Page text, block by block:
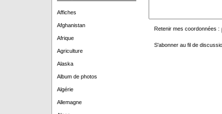
Affiches
Afghanistan
Afrique
Agriculture
Alaska
Album de photos
Algérie
Allemagne
Retenir mes coordonnées :
S'abonner au fil de